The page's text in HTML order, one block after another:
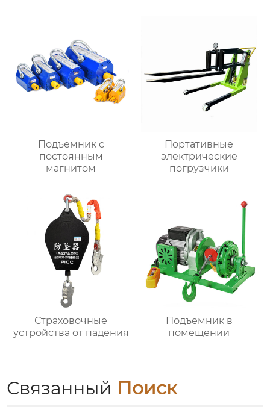
Подъемник с
постоянным
магнитом
Портативные
электрические
погрузчики
Страховочные
устройства от падения
Подъемник в
помещении
Связанный Поиск